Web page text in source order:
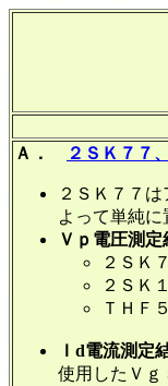
Ａ． ２ＳＫ７７
２ＳＫ７７
よって単純に
Ｖｐ電圧測定
２ＳＫ
２ＳＫ
ＴＨＦ
Ｉd電流測定
使用したＶｇ